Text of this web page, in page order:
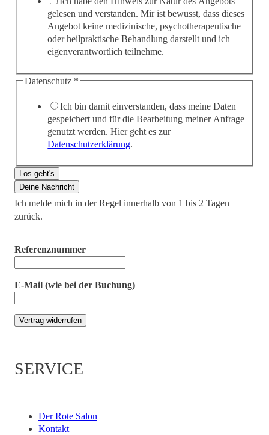
gelesen und verstanden. Mir ist bewusst, dass dieses
Angebot keine medizinische, psychotherapeutische
oder heilpraktische Behandlung darstellt und ich
eigenverantwortlich teilnehme.
Datenschutz *
Ich bin damit einverstanden, dass meine Daten
gespeichert und für die Bearbeitung meiner Anfrage
genutzt werden. Hier geht es zur
Datenschutzerklärung.
Los geht's
Deine Nachricht
Ich melde mich in der Regel innerhalb von 1 bis 2 Tagen
zurück.
Referenznummer
E-Mail (wie bei der Buchung)
Vertrag widerrufen
SERVICE
Der Rote Salon
Kontakt